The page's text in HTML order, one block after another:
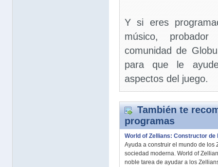
Y si eres
músico,
comunidad de
para que le
aspectos del juego.
También te
programas
World of Zellians: Constructor de
Ayuda a construir el mundo de los
sociedad moderna. World of
noble tarea de ayudar a los